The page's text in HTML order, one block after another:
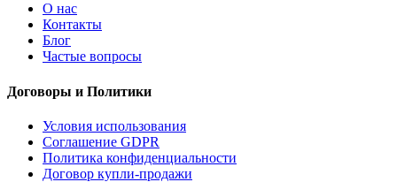
О нас
Контакты
Блог
Частые вопросы
Договоры и Политики
Условия использования
Соглашение GDPR
Политика конфиденциальности
Договор купли-продажи